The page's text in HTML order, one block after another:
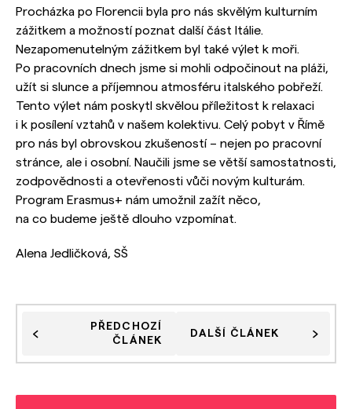
Procházka po Florencii byla pro nás skvělým kulturním
zážitkem a možností poznat další část Itálie.
Nezapomenutelným zážitkem byl také výlet k moři.
Po pracovních dnech jsme si mohli odpočinout na pláži,
užít si slunce a příjemnou atmosféru italského pobřeží.
Tento výlet nám poskytl skvělou příležitost k relaxaci
i k posílení vztahů v našem kolektivu. Celý pobyt v Římě
pro nás byl obrovskou zkušeností – nejen po pracovní
stránce, ale i osobní. Naučili jsme se větší samostatnosti,
zodpovědnosti a otevřenosti vůči novým kulturám.
Program Erasmus+ nám umožnil zažít něco,
na co budeme ještě dlouho vzpomínat.
Alena Jedličková, SŠ
PŘEDCHOZÍ
ČLÁNEK
DALŠÍ ČLÁNEK